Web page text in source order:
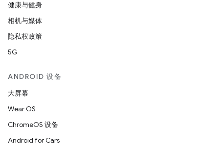
健康与健身
相机与媒体
隐私权政策
5G
ANDROID 设备
大屏幕
Wear OS
ChromeOS 设备
Android for Cars